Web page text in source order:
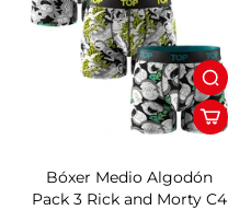
Bóxer Medio Algodón
Pack 3 Rick and Morty C4